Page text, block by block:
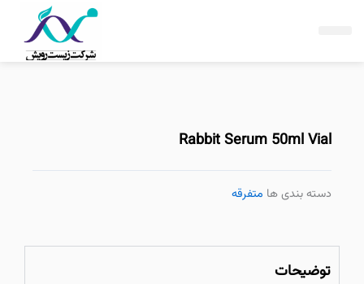
Rabbit Serum 50ml Vial
دسته بندی ها متفرقه
توضیحات